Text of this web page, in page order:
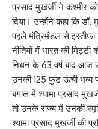
प्रसाद मुखर्जी ने कश्मीर
दिया। उन्होंने कहा कि
पहले मंत्रिमंडल से इस्तीफा
नीतियों में भारत की
निधन के 63 वर्ष बाद आज
उनकी 125 फुट ऊंची भव्य
बंगाल में श्यामा प्रसाद
तो उनके राज्य में उनकी
श्यामा प्रसाद मुखर्जी की